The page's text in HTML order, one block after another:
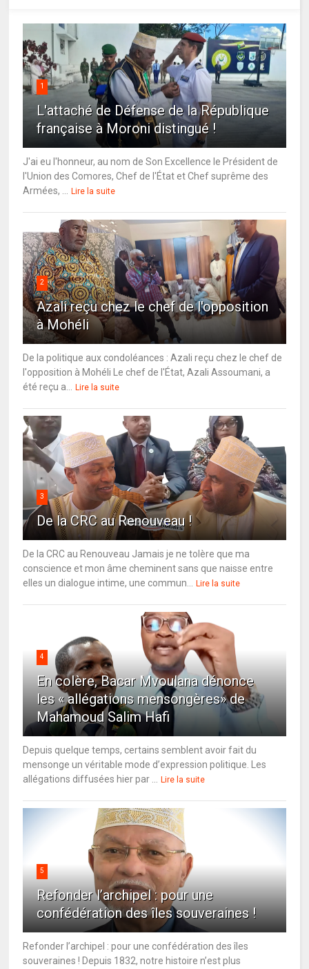
1
L'attaché de Défense de la République
française à Moroni distingué !
J'ai eu l'honneur, au nom de Son Excellence le Président de
l'Union des Comores, Chef de l'État et Chef suprême des
Armées, ...
Lire la suite
2
Azali reçu chez le chef de l'opposition
à Mohéli
De la politique aux condoléances : Azali reçu chez le chef de
l'opposition à Mohéli Le chef de l'État, Azali Assoumani, a
été reçu a...
Lire la suite
3
De la CRC au Renouveau !
De la CRC au Renouveau Jamais je ne tolère que ma
conscience et mon âme cheminent sans que naisse entre
elles un dialogue intime, une commun...
Lire la suite
4
En colère, Bacar Mvoulana dénonce
les « allégations mensongères» de
Mahamoud Salim Hafi
Depuis quelque temps, certains semblent avoir fait du
mensonge un véritable mode d’expression politique. Les
allégations diffusées hier par ...
Lire la suite
5
Refonder l’archipel : pour une
confédération des îles souveraines !
Refonder l’archipel : pour une confédération des îles
souveraines ! Depuis 1832, notre histoire n’est plus